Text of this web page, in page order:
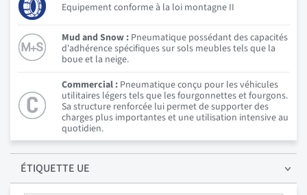
Equipement conforme à la loi montagne II
Mud and Snow : Pneumatique possédant des capacités
d'adhérence spécifiques sur sols meubles tels que la
boue et la neige.
Commercial : Pneumatique conçu pour les véhicules
utilitaires légers tels que les fourgonnettes et fourgons.
Sa structure renforcée lui permet de supporter des
charges plus importantes et une utilisation intensive au
quotidien.
ÉTIQUETTE UE